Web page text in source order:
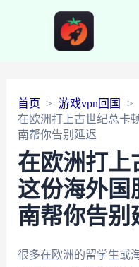
首页
游戏vpn回国
在欧洲打上古世纪总卡
南帮你告别延迟
在欧洲打上
这份海外国
南帮你告别
很多在欧洲的留学生或